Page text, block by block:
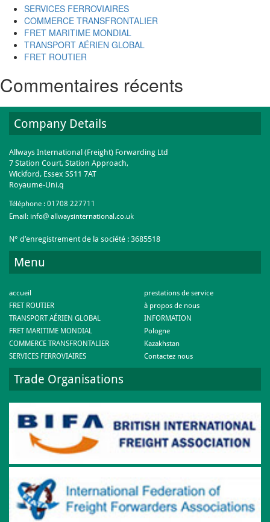
SERVICES FERROVIAIRES
COMMERCE TRANSFRONTALIER
FRET MARITIME MONDIAL
TRANSPORT AÉRIEN GLOBAL
FRET ROUTIER
Commentaires récents
Company Details
Allways International (Freight) Forwarding Ltd
7 Station Court, Station Approach,
Wickford, Essex SS11 7AT
Royaume-Uni.q
Téléphone : 01708 227711
Email: info@ allwaysinternational.co.uk
N° d’enregistrement de la société : 3685518
Menu
accueil
FRET ROUTIER
TRANSPORT AÉRIEN GLOBAL
FRET MARITIME MONDIAL
COMMERCE TRANSFRONTALIER
SERVICES FERROVIAIRES
prestations de service
à propos de nous
INFORMATION
Pologne
Kazakhstan
Contactez nous
Trade Organisations